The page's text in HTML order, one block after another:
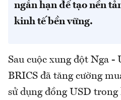
ngắn hạn để tạo nền
kinh tế bền vững.
Sau cuộc xung đột Nga -
BRICS đã tăng cường
sử dụng đồng USD